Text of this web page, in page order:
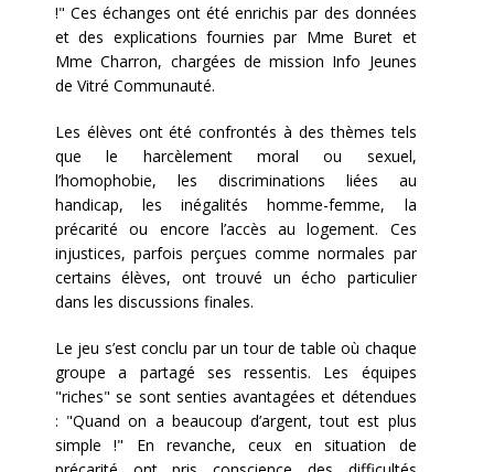
!" Ces échanges ont été enrichis par des données
et des explications fournies par Mme Buret et
Mme Charron, chargées de mission Info Jeunes
de Vitré Communauté.
Les élèves ont été confrontés à des thèmes tels
que le harcèlement moral ou sexuel,
l’homophobie, les discriminations liées au
handicap, les inégalités homme-femme, la
précarité ou encore l’accès au logement. Ces
injustices, parfois perçues comme normales par
certains élèves, ont trouvé un écho particulier
dans les discussions finales.
Le jeu s’est conclu par un tour de table où chaque
groupe a partagé ses ressentis. Les équipes
"riches" se sont senties avantagées et détendues
: "Quand on a beaucoup d’argent, tout est plus
simple !" En revanche, ceux en situation de